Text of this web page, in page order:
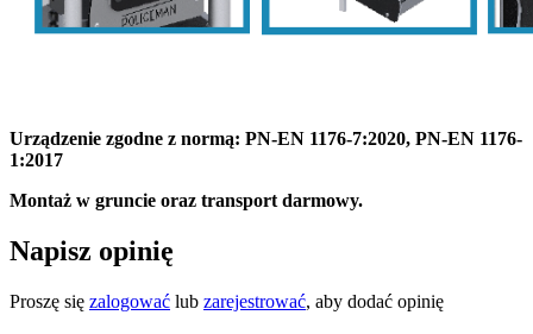
Urządzenie zgodne z normą: PN-EN 1176-7:2020, PN-EN 1176-
1:2017
Montaż w gruncie oraz transport darmowy.
Napisz opinię
Proszę się zalogować lub zarejestrować, aby dodać opinię